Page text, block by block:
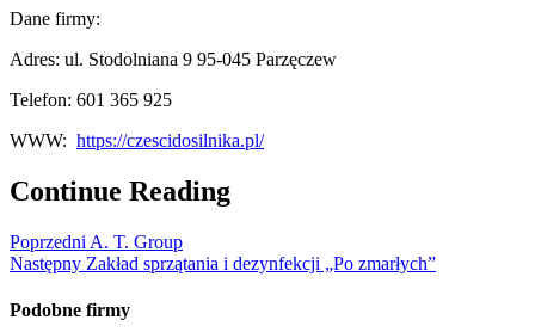
Dane firmy:
Adres: ul. Stodolniana 9 95-045 Parzęczew
Telefon: 601 365 925
WWW: https://czescidosilnika.pl/
Continue Reading
Poprzedni A. T. Group
Następny Zakład sprzątania i dezynfekcji „Po zmarłych”
Podobne firmy